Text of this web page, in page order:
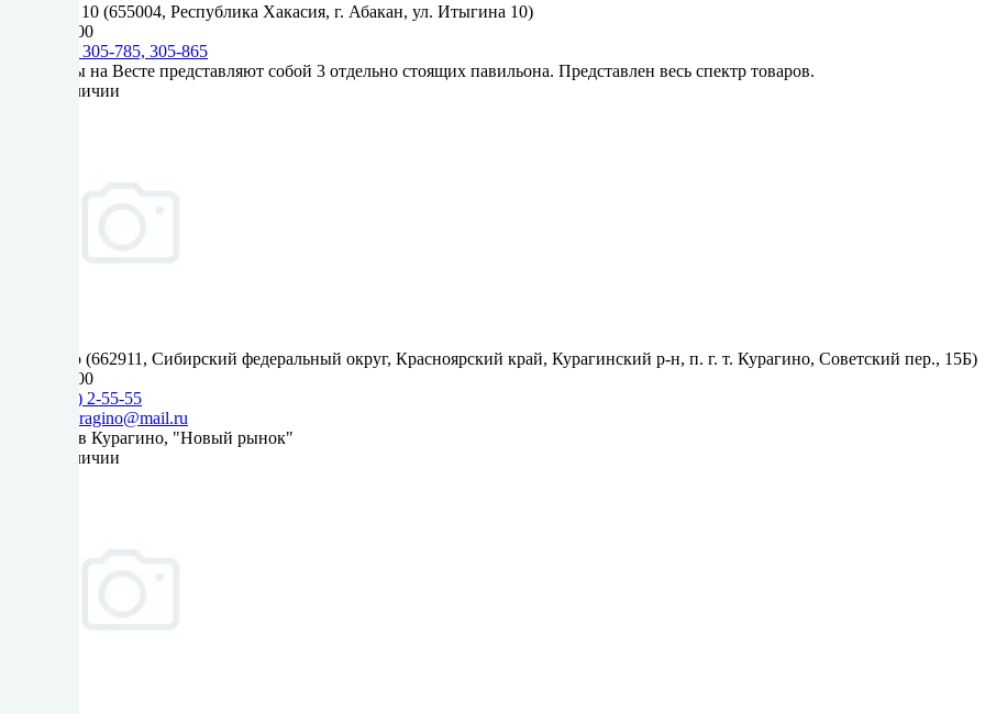
Итыгина 10 (655004, Республика Хакасия, г. Абакан, ул. Итыгина 10)
9:00 - 18:00
+7 (3902) 305-785, 305-865
Магазины на Весте представляют собой 3 отдельно стоящих павильона. Представлен весь спектр товаров.
Нет в наличии
Курагино (662911, Сибирский федеральный округ, Красноярский край, Курагинский р-н, п. г. т. Курагино, Советский пер., 15Б)
9:00 - 17:00
+7(39136) 2-55-55
kaskad.kuragino@mail.ru
Магазин в Курагино, "Новый рынок"
Нет в наличии